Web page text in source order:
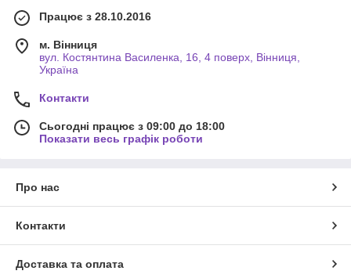
Працює з 28.10.2016
м. Вінниця
вул. Костянтина Василенка, 16, 4 поверх, Вінниця,
Україна
Контакти
Сьогодні працює з 09:00 до 18:00
Показати весь графік роботи
Про нас
Контакти
Доставка та оплата